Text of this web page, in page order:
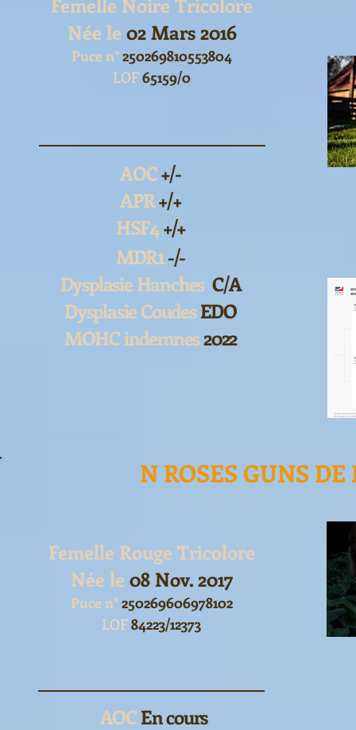
Née le 02 Mars 2016
Puce n°250269810553804
LOF65159/0
AOC+/-
APR+/+
HSF4+/+
MDR1-/-
Dysplasie Hanches C/A
Dysplasie CoudesEDO
MOHC indemnes2022
N ROSES GUNS
Femelle Rouge Tricolore
Née le 08 Nov. 2017
Puce n°250269606978102
LOF84223/12373
AOCEn cours